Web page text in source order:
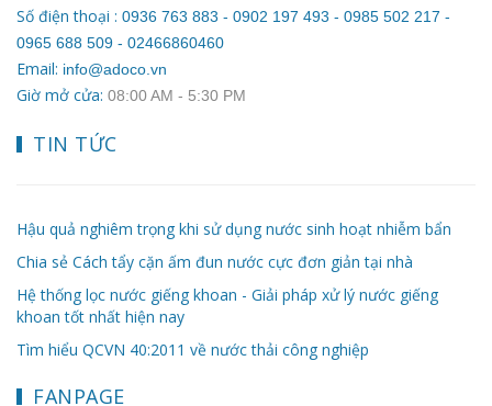
Số điện thoại : 0936 763 883 - 0902 197 493 - 0985 502 217 -
0965 688 509 - 02466860460
Email: info@adoco.vn
Giờ mở cửa: 08:00 AM ‐ 5:30 PM
TIN TỨC
Hậu quả nghiêm trọng khi sử dụng nước sinh hoạt nhiễm bẩn
Chia sẻ Cách tẩy cặn ấm đun nước cực đơn giản tại nhà
Hệ thống lọc nước giếng khoan - Giải pháp xử lý nước giếng
khoan tốt nhất hiện nay
Tìm hiểu QCVN 40:2011 về nước thải công nghiệp
FANPAGE